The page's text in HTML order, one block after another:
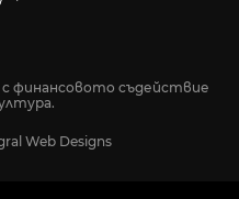
финансовото съдействие
Web Designs